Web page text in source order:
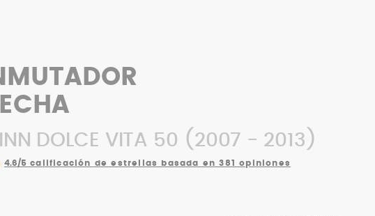
DOLCE VITA 50 (2007 - 2013)
4.6/5 calificación de estrellas basada en 381 opiniones